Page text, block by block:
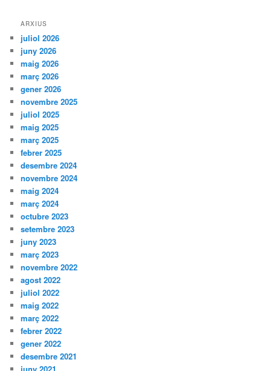
ARXIUS
juliol 2026
juny 2026
maig 2026
març 2026
gener 2026
novembre 2025
juliol 2025
maig 2025
març 2025
febrer 2025
desembre 2024
novembre 2024
maig 2024
març 2024
octubre 2023
setembre 2023
juny 2023
març 2023
novembre 2022
agost 2022
juliol 2022
maig 2022
març 2022
febrer 2022
gener 2022
desembre 2021